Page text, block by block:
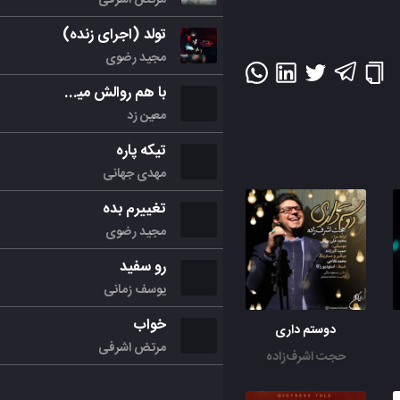
دوستم داری
حجت اشرف‌زاده
تولد (اجرای زنده)
مجید رضوی
با هم روالش میکنیم
معین زد
تیکه پاره
مهدی جهانی
تغییرم بده
مجید رضوی
رو سفید
یوسف زمانی
خواب
مرتض اشرفی